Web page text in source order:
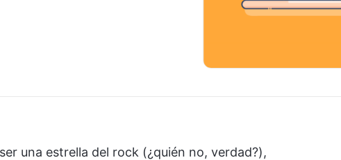
una estrella del rock (¿quién no, verdad?),